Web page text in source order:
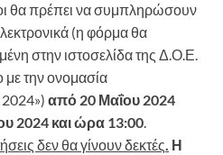
θα πρέπει να συμπληρώσουν
(η φόρμα θα
στην ιστοσελίδα της Δ.Ο.Ε.
με την ονομασία
από 20 Μαΐου 2024
2024 και ώρα 13:00.
δεν θα γίνουν δεκτές. Η